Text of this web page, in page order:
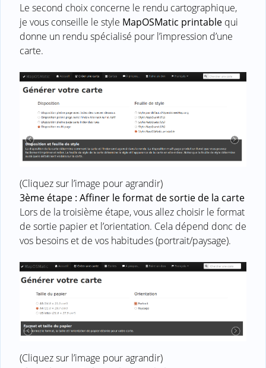
Le second choix concerne le rendu cartographique,
je vous conseille le style MapOSMatic printable qui
donne un rendu spécialisé pour l’impression d’une
carte.
(Cliquez sur l’image pour agrandir)
3ème étape : Affiner le format de sortie de la carte
Lors de la troisième étape, vous allez choisir le format
de sortie papier et l’orientation. Cela dépend donc de
vos besoins et de vos habitudes (portrait/paysage).
(Cliquez sur l’image pour agrandir)